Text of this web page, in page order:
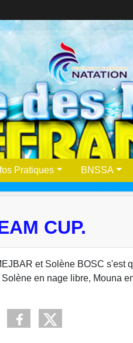
Pratiques BNSSA
CUP.
et Solène BOSC s'est
en nage libre, Mouna